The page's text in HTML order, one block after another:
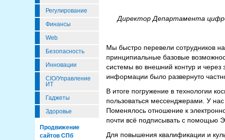
Регулирование
Финансы
Web
Безопасность
Инновации
CIO/Управление
ИТ
Гаджеты
Здоровье
Продвижение
сайтов СПб
Директор Департамента
Мы быстро перевели сотрудников
принципиальные базовые
системы во внешний контур и
информации было развернуто
В итоге погружение в технологии
пользоваться мессенджерами. У
Поменялось отношение к
почти всё подписывать с помощью
Для повышения квалификации и